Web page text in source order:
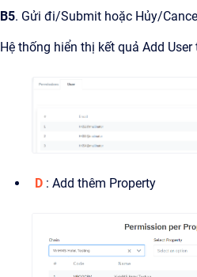
B5. Gửi đi/Submit hoặc Hủy/
Hệ thống hiển thị kết quả Add
D : Add thêm Property